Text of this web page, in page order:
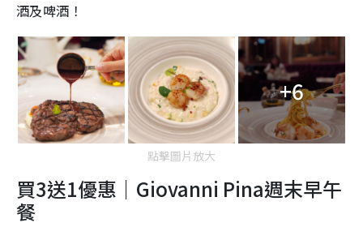
酒及啤酒！
+6
點擊圖片放大
買3送1優惠｜Giovanni Pina週末早午
餐